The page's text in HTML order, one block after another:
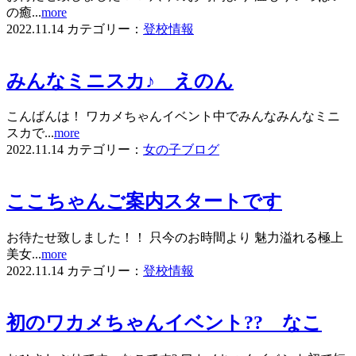
の癒...more
2022.11.14 カテゴリー： 登校情報
みんなミニスカ♪ えのん
こんばんは！ ワカメちゃんイベント中でみんなみんなミニ
スカで...more
2022.11.14 カテゴリー： 女の子ブログ
ここちゃんご案内スタートです
お待たせ致しました！！ 只今のお時間より 魅力溢れる極上
美女...more
2022.11.14 カテゴリー： 登校情報
初のワカメちゃんイベント?? なこ